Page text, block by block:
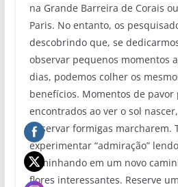
na Grande Barreira de Corais
Paris. No entanto, os
descobrindo que, se
observar pequenos momentos
dias, podemos colher os
benefícios. Momentos de pavor
encontrados ao ver o sol
observar formigas marcharem.
experimentar “admiração”
caminhando em um novo
flores interessantes. Reserve